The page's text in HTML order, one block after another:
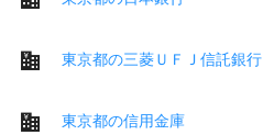
東京都の三菱ＵＦＪ信託銀行
東京都の信用金庫